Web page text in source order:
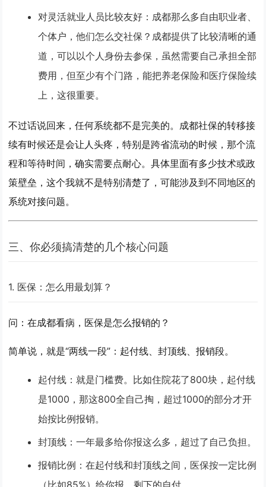
对灵活就业人员比较友好 ：成都那么多自由职业者、
个体户，他们怎么交社保？成都提供了比较清晰的通
道，可以以个人身份去参保，虽然需要自己承担全部
费用，但至少有个门路，能把养老保险和医疗保险续
上，这很重要。
不过话说回来，任何系统都不是完美的。成都社保的转移接
续有时候还是会让人头疼，特别是跨省流动的时候，那个流
程和等待时间，确实需要点耐心。具体里面有多少技术或政
策壁垒，这个我就不是特别清楚了，可能涉及到不同地区的
系统对接问题。
三、你必须搞清楚的几个核心问题
1. 医保：怎么用最划算？
问：在成都看病，医保是怎么报销的？
简单说，就是“两线一段” ：起付线、封顶线、报销段。
起付线 ：就是门槛费。比如住院花了800块，起付线
是1000，那这800全自己掏，超过1000的部分才开
始按比例报销。
封顶线 ：一年最多给你报这么多，超过了自己负担。
报销比例 ：在起付线和封顶线之间，医保按一定比例
（比如85%）给你报，剩下的自付。